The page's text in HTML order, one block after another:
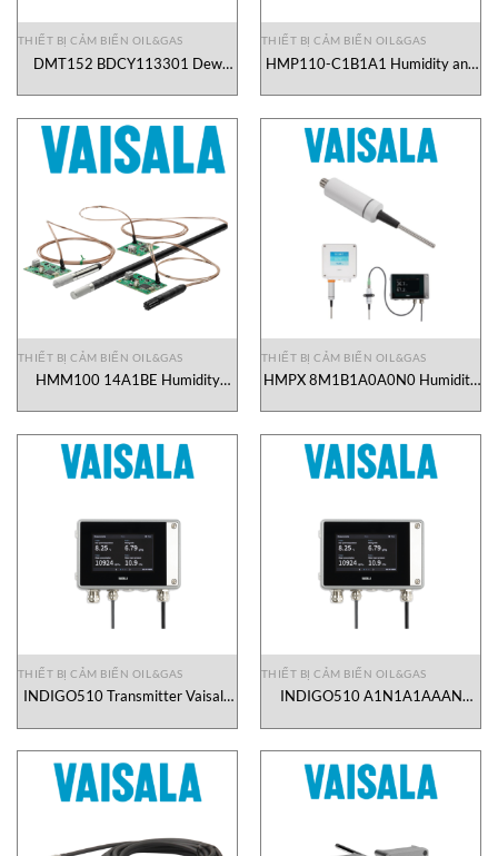
THIẾT BỊ CẢM BIẾN OIL&GAS
DMT152 BDCY113301 Dew
THIẾT BỊ CẢM BIẾN OIL&GAS
HMP110-C1B1A1 Humidity and
Vietnam
THIẾT BỊ CẢM BIẾN OIL&GAS
HMM100 14A1BE Humidity
THIẾT BỊ CẢM BIẾN OIL&GAS
HMPX 8M1B1A0A0N0 Humidity
Vietnam
THIẾT BỊ CẢM BIẾN OIL&GAS
INDIGO510 Transmitter Vaisala
THIẾT BỊ CẢM BIẾN OIL&GAS
INDIGO510 A1N1A1AAAN
Vietnam